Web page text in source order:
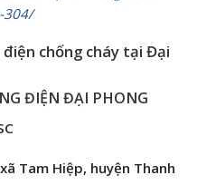
304/
chống cháy tại Đại
ĐIỆN ĐẠI PHONG
Tam Hiệp, huyện Thanh